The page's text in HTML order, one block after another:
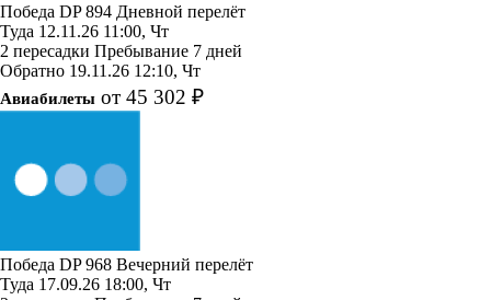
Победа DP 894 Дневной перелёт
Туда 12.11.26 11:00, Чт
2 пересадки Пребывание 7 дней
Обратно 19.11.26 12:10, Чт
Авиабилеты от 45 302 ₽
Победа DP 968 Вечерний перелёт
Туда 17.09.26 18:00, Чт